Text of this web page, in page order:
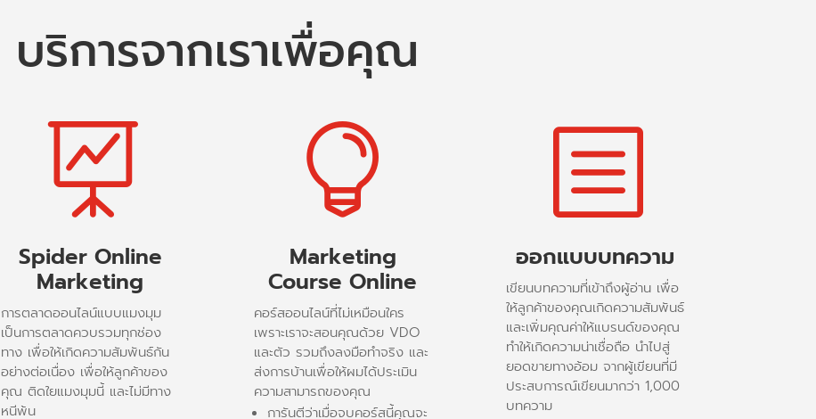
บริการจากเราเพื่อคุณ

Spider Online
Marketing
การตลาดออนไลน์แบบแมงมุม
เป็นการตลาดควบรวมทุกช่อง
ทาง เพื่อให้เกิดความสัมพันธ์กัน
อย่างต่อเนื่อง เพื่อให้ลูกค้าของ
คุณ ติดใยแมงมุมนี้ และไม่มีทาง
หนีพ้น

Marketing
Course Online
คอร์สออนไลน์ที่ไม่เหมือนใคร
เพราะเราจะสอนคุณด้วย VDO
และตัว รวมถึงลงมือทำจริง และ
ส่งการบ้านเพื่อให้ผมได้ประเมิน
ความสามารถของคุณ
การันตีว่าเมื่อจบคอร์สนี้คุณจะ
b
ออกแบบบทความ
เขียนบทความที่เข้าถึงผู้อ่าน เพื่อ
ให้ลูกค้าของคุณเกิดความสัมพันธ์
และเพิ่มคุณค่าให้แบรนด์ของคุณ
ทำให้เกิดความน่าเชื่อถือ นำไปสู่
ยอดขายทางอ้อม จากผู้เขียนที่มี
ประสบการณ์เขียนมากว่า 1,000
บทความ